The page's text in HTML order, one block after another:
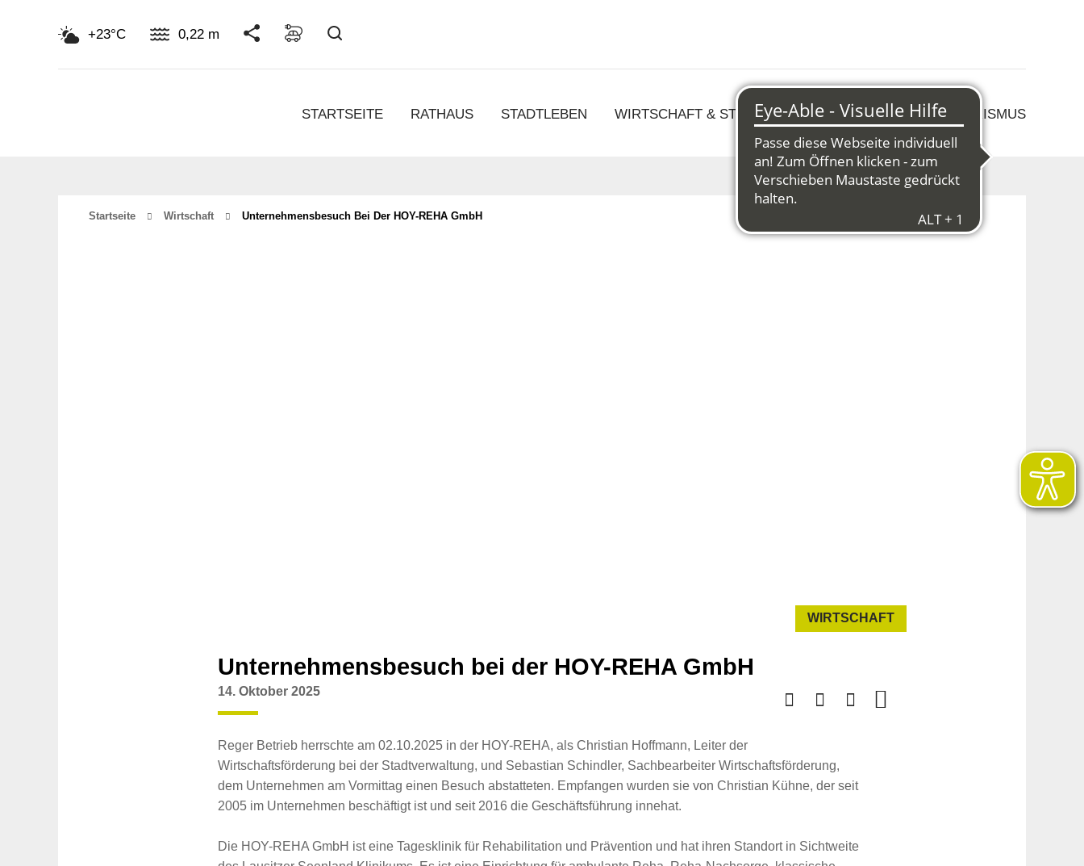
+23°C 0,22 m
STARTSEITE RATHAUS STADTLEBEN WIRTSCHAFT & STRUKTURWANDEL KULTUR & TOURISMUS
Startseite Wirtschaft Unternehmensbesuch Bei Der HOY-REHA GmbH
WIRTSCHAFT
Unternehmensbesuch bei der HOY-REHA GmbH
14. Oktober 2025
Reger Betrieb herrschte am 02.10.2025 in der HOY-REHA, als Christian Hoffmann, Leiter der
Wirtschaftsförderung bei der Stadtverwaltung, und Sebastian Schindler, Sachbearbeiter Wirtschaftsförderung,
dem Unternehmen am Vormittag einen Besuch abstatteten. Empfangen wurden sie von Christian Kühne, der seit
2005 im Unternehmen beschäftigt ist und seit 2016 die Geschäftsführung innehat.
Die HOY-REHA GmbH ist eine Tagesklinik für Rehabilitation und Prävention und hat ihren Standort in Sichtweite